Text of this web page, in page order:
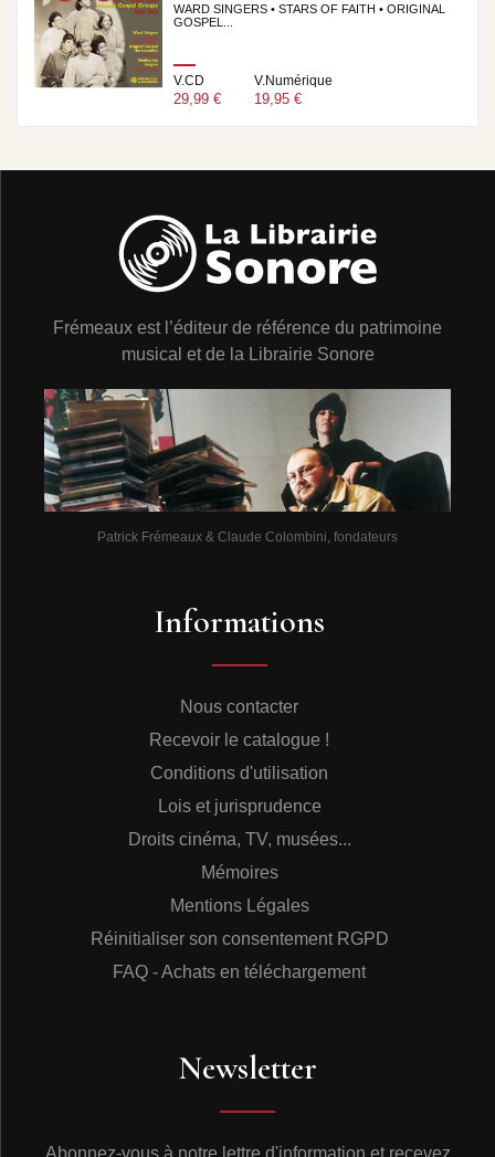
WARD SINGERS • STARS OF FAITH • ORIGINAL
GOSPEL...
V.CD
29,99 €
V.Numérique
19,95 €
Frémeaux est l’éditeur de référence du patrimoine
musical et de la Librairie Sonore
Patrick Frémeaux & Claude Colombini, fondateurs
Informations
Nous contacter
Recevoir le catalogue !
Conditions d'utilisation
Lois et jurisprudence
Droits cinéma, TV, musées...
Mémoires
Mentions Légales
Réinitialiser son consentement RGPD
FAQ - Achats en téléchargement
Newsletter
Abonnez-vous à notre lettre d'information et recevez